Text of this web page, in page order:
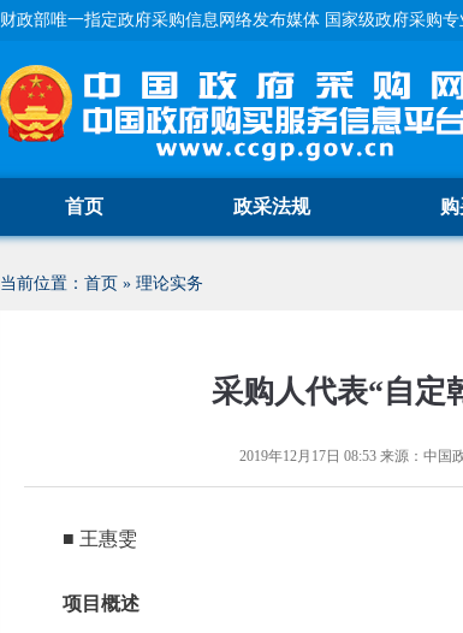
财政部唯一指定政府采购信息网络发布媒体 国家级政府采购
首页 政采法规
当前位置： 首页 » 理论实务
采购人代表“自定
2019年12月17日 08:53来源： 中国
■ 王惠雯
项目概述